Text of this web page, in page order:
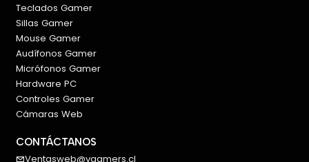
Teclados Gamer
Sillas Gamer
Mouse Gamer
Audífonos Gamer
Micrófonos Gamer
Hardware PC
Controles Gamer
Cámaras Web
CONTÁCTANOS
Ventasweb@vgamers.cl